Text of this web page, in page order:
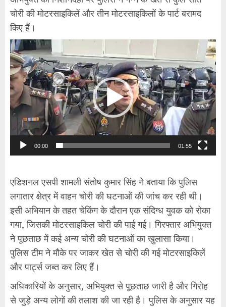
चोरी की मोटरसाइकिलें और तीन मोटरसाइकिलों के पार्ट बरामद
किए हैं।
Video
Player
00:00 01:55
एडिशनल एसपी शामली संतोष कुमार सिंह ने बताया कि पुलिस
लगातार क्षेत्र में वाहन चोरी की घटनाओं की जांच कर रही थी।
इसी अभियान के तहत चेकिंग के दौरान एक संदिग्ध युवक को रोका
गया, जिसकी मोटरसाइकिल चोरी की पाई गई। गिरफ्तार अभियुक्त
ने पूछताछ में कई अन्य चोरी की घटनाओं का खुलासा किया।
पुलिस टीम ने मौके पर जाकर खेत से चोरी की गई मोटरसाइकिलें
और पार्ट्स जब्त कर लिए हैं।
अधिकारियों के अनुसार, अभियुक्त से पूछताछ जारी है और गिरोह
से जुड़े अन्य लोगों की तलाश की जा रही है। पुलिस के अनुसार यह